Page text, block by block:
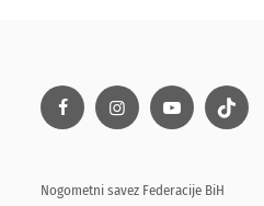
Nogometni savez Federacije BiH